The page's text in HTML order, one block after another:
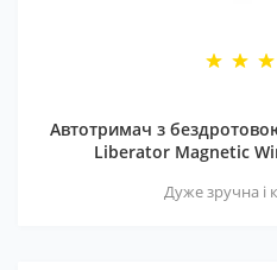
Автотримач з
Liberator Magnetic
Дуже зручна і